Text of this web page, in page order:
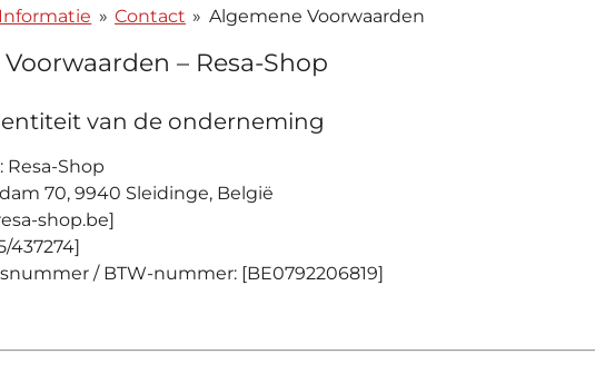
Informatie » Contact » Algemene Voorwaarden
– Resa-Shop
van de onderneming
Resa-Shop
70, 9940 Sleidinge, België
shop.be]
437274]
/ BTW-nummer: [BE0792206819]